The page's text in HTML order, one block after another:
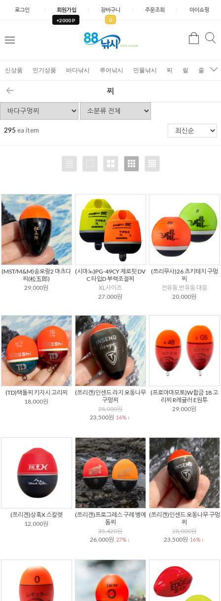
로그인 회원가입
+2000 P
장바구니
0
주문조회 마이쇼핑
검
신상품 인기상품 바다낚시 루어낚시 민물낚시 찌 릴 줄
찌
295 ea item
(MST/M&M)송오랑2 마츠다
찌(松五郎)
29,000원
(시마노)PG-49CY 제로핏 DV
C 타입D 부력조절찌
XL사이즈
27,000원
(쯔리무사)26 츠키테치 구멍
찌
전유동,반유동 대응
20,000원
(TD)택돌찌 키자시 고리찌
18,000원
(쯔리겐)인센드 라지 오동나무
구멍찌
28,000원
23,500원 16% ↓
(프로야마모토)W합금 18 고
리찌 R레귤러 E원투
29,000원
(쯔리겐)상흑X 스칼렛
12,000원
(쯔리겐)프로그레스 구레 벵에
돔찌
35,420원
26,000원 27% ↓
(쯔리겐)인센드 오동나무 구멍
찌
28,000원
23,500원 16% ↓